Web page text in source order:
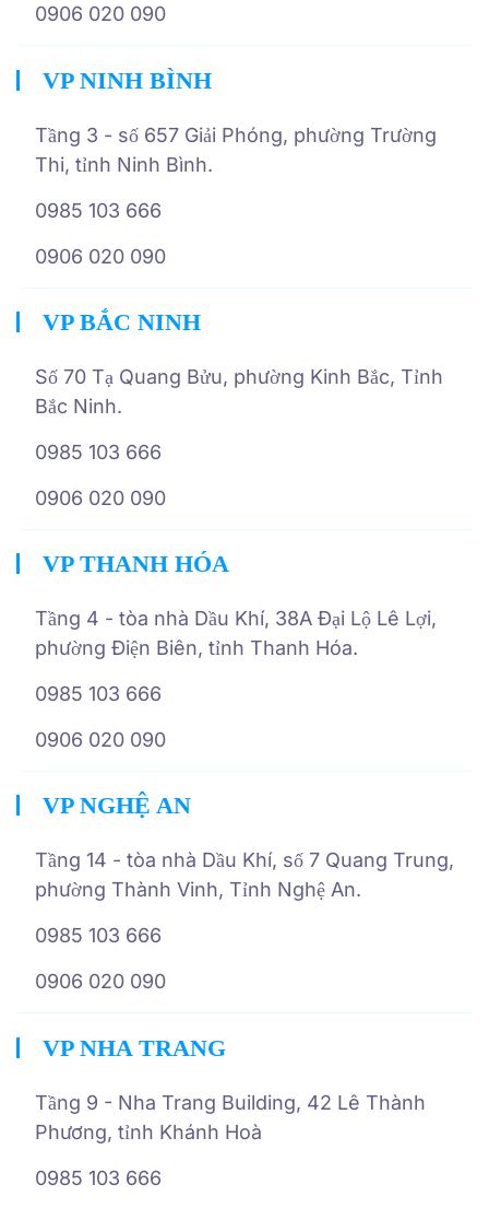
0906 020 090
VP NINH BÌNH
Tầng 3 - số 657 Giải Phóng, phường Trường
Thi, tỉnh Ninh Bình.
0985 103 666
0906 020 090
VP BẮC NINH
Số 70 Tạ Quang Bửu, phường Kinh Bắc, Tỉnh
Bắc Ninh.
0985 103 666
0906 020 090
VP THANH HÓA
Tầng 4 - tòa nhà Dầu Khí, 38A Đại Lộ Lê Lợi,
phường Điện Biên, tỉnh Thanh Hóa.
0985 103 666
0906 020 090
VP NGHỆ AN
Tầng 14 - tòa nhà Dầu Khí, số 7 Quang Trung,
phường Thành Vinh, Tỉnh Nghệ An.
0985 103 666
0906 020 090
VP NHA TRANG
Tầng 9 - Nha Trang Building, 42 Lê Thành
Phương, tỉnh Khánh Hoà
0985 103 666